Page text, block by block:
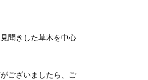
聞きした草木を中心
ございましたら、ご